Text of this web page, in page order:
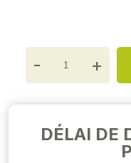
- +
DÉLAI DE